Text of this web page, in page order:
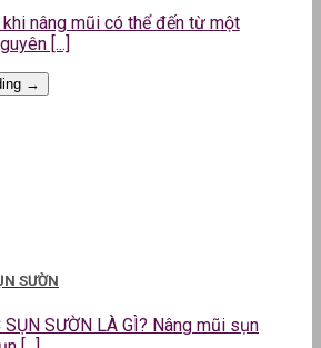
nâng mũi có thể đến từ một
[...]
→
SƯỜN
SỤN SƯỜN LÀ GÌ? Nâng mũi sụn